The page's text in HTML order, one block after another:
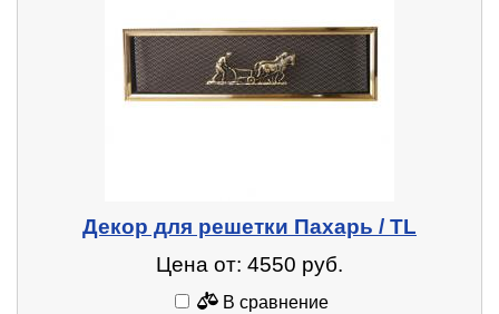
Декор для решетки Пахарь / TL
Цена от: 4550 руб.
В сравнение